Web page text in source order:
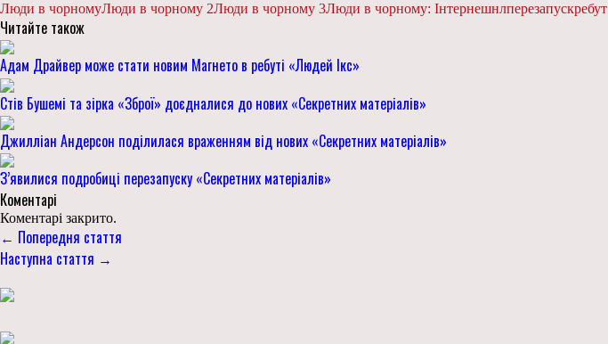
Люди в чорномуЛюди в чорному 2Люди в чорному 3Люди в чорному: Інтернешнлперезапускребут
Читайте також
Адам Драйвер може стати новим Магнето в ребуті «Людей Ікс»
Стів Бушемі та зірка «Зброї» доєдналися до нових «Секретних матеріалів»
Джилліан Андерсон поділилася враженням від нових «Секретних матеріалів»
З’явилися подробиці перезапуску «Секретних матеріалів»
Коментарі
Коментарі закрито.
← Попередня стаття
Наступна стаття →